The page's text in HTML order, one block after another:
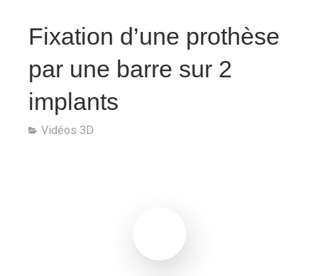
Fixation d’une prothèse
par une barre sur 2
implants
Vidéos 3D